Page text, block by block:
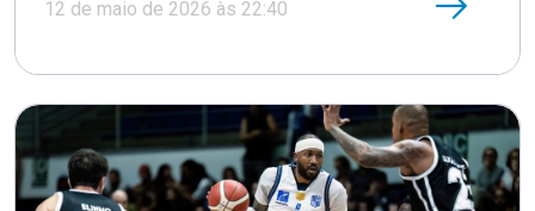
12 de maio de 2026 às 22:40